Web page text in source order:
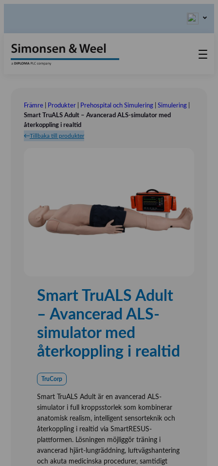
Kontakta oss
Våra värderingar
Om oss
Främre| Produkter| Prehospital och Simulering| Simulering|
Smart TruALS Adult – Avancerad ALS-simulator med
återkoppling i realtid
Tillbaka till produkter
Smart TruALS Adult
– Avancerad ALS-
simulator med
återkoppling i realtid
TruCorp
Smart TruALS Adult är en avancerad ALS-
simulator i full kroppsstorlek som kombinerar
anatomisk realism, intelligent sensorteknik och
återkoppling i realtid via SmartRESUS-
plattformen. Lösningen möjliggör träning i
avancerad hjärt-lungräddning, luftvägshantering
och akuta medicinska procedurer, samtidigt